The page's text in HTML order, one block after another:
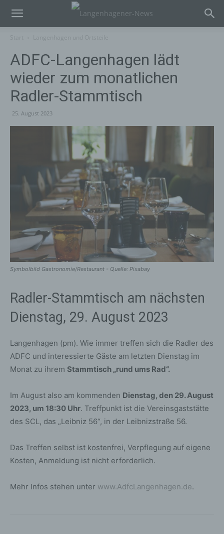
ADFC-Langenhagen lädt
wieder zum monatlichen
Radler-Stammtisch
25. August 2023
Symbolbild Gastronomie/Restaurant - Quelle: Pixabay
Radler-Stammtisch am nächsten
Dienstag, 29. August 2023
Langenhagen (pm). Wie immer treffen sich die Radler des
ADFC und interessierte Gäste am letzten Dienstag im
Monat zu ihrem Stammtisch „rund ums Rad“.
Im August also am kommenden Dienstag, den 29. August
2023, um 18:30 Uhr. Treffpunkt ist die Vereinsgaststätte
des SCL, das „Leibniz 56“, in der Leibnizstraße 56.
Das Treffen selbst ist kostenfrei, Verpflegung auf eigene
Kosten, Anmeldung ist nicht erforderlich.
Mehr Infos stehen unter www.AdfcLangenhagen.de.